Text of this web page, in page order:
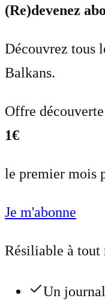
(Re)devenez
Découvrez tous
Balkans.
Offre découverte
1€
le premier mois
Je m'abonne
Résiliable à tout
Un